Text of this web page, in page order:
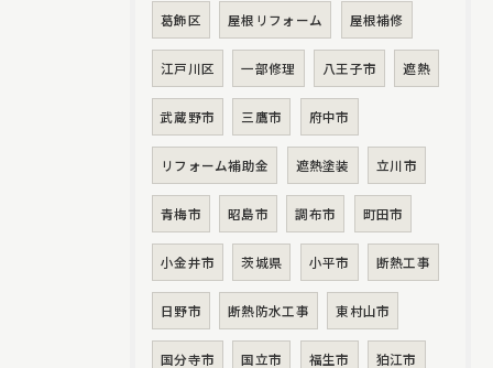
葛飾区 屋根リフォーム 屋根補修
江戸川区 一部修理 八王子市 遮熱
武蔵野市 三鷹市 府中市
リフォーム補助金 遮熱塗装 立川市
青梅市 昭島市 調布市 町田市
小金井市 茨城県 小平市 断熱工事
日野市 断熱防水工事 東村山市
国分寺市 国立市 福生市 狛江市